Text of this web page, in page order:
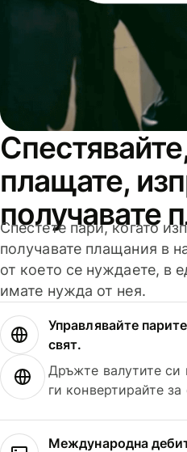
плащате,
получавате
Спестете пари, когато
получавате плащания в
от което се нуждаете, в
имате нужда от нея.
Управлявайте
свят.
Дръжте валутите си
ги конвертирайте за
Международна